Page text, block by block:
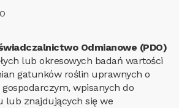
Odmianowe (PDO)
lub okresowych badań wartości
gatunków roślin uprawnych o
wpisanych do
lub znajdujących się we